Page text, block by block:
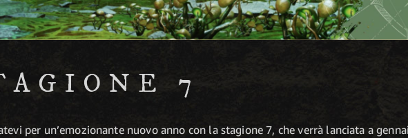
7
per un’emozionante nuovo anno con la stagione 7, che verrà lanciata a